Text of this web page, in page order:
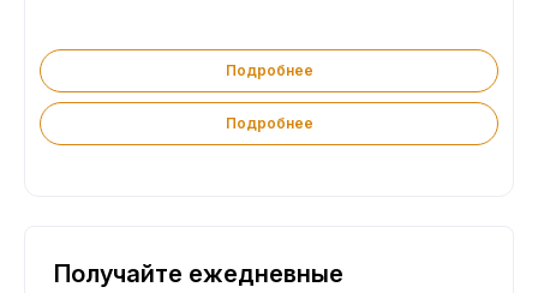
Подробнее
Подробнее
Получайте ежедневные